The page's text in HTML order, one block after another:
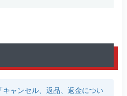
キャンセル、返品、返金につい